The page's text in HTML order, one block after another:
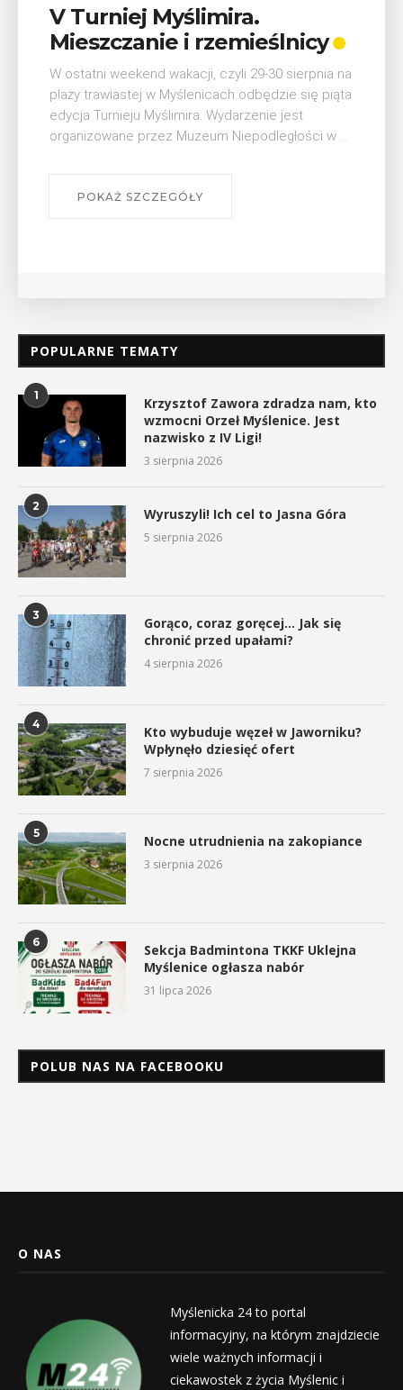
V Turniej Myślimira.
Mieszczanie i rzemieślnicy
W ostatni weekend wakacji, czyli 29-30 sierpnia na
plaży trawiastej w Myślenicach odbędzie się piąta
edycja Turnieju Myślimira. Wydarzenie jest
organizowane przez Muzeum Niepodległości w ...
POKAŻ SZCZEGÓŁY
POPULARNE TEMATY
1
Krzysztof Zawora zdradza nam, kto
wzmocni Orzeł Myślenice. Jest
nazwisko z IV Ligi!
3 sierpnia 2026
2 Wyruszyli! Ich cel to Jasna Góra
5 sierpnia 2026
3
Gorąco, coraz goręcej… Jak się
chronić przed upałami?
4 sierpnia 2026
4
Kto wybuduje węzeł w Jaworniku?
Wpłynęło dziesięć ofert
7 sierpnia 2026
5 Nocne utrudnienia na zakopiance
3 sierpnia 2026
6
Sekcja Badmintona TKKF Uklejna
Myślenice ogłasza nabór
31 lipca 2026
POLUB NAS NA FACEBOOKU
O NAS
Myślenicka 24 to portal
informacyjny, na którym znajdziecie
wiele ważnych informacji i
ciekawostek z życia Myślenic i